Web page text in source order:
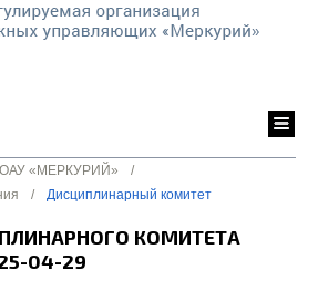
«МЕРКУРИЙ»
/
/ Дисциплинарный комитет
КОМИТЕТА
04-29